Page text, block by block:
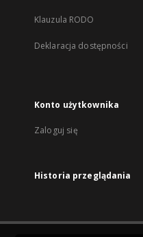
Klauzula RODO
Deklaracja dostępności
Konto użytkownika
Zaloguj się
Historia przeglądania